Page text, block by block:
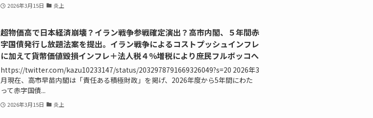
2026年3月15日 炎上
超物価高で日本経済崩壊？イラン戦争参戦確定演出？高市内閣、５年間赤
字国債発行し放題法案を提出。イラン戦争によるコストプッシュインフレ
に加えて貨幣価値毀損インフレ＋法人税４％増税により庶民フルボッコへ
https://twitter.com/kazu10233147/status/2032978791669326049?s=20 2026年3
月現在、高市早苗内閣は「責任ある積極財政」を掲げ、2026年度から5年間にわた
って赤字国債...
2026年3月15日 炎上